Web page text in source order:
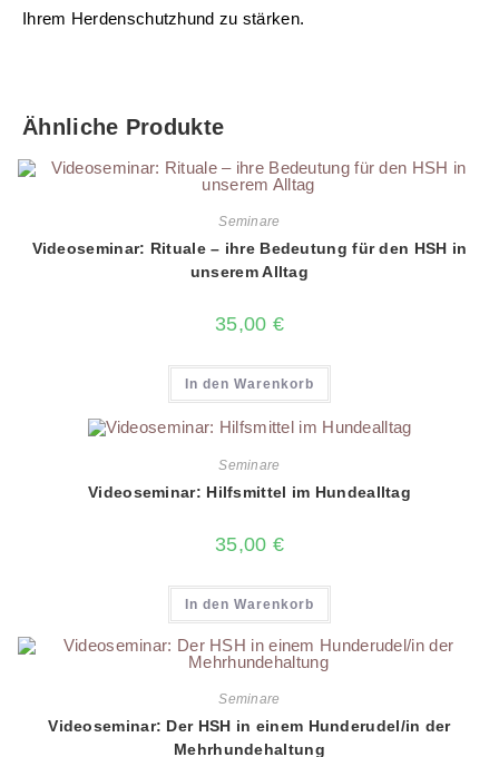
Ihrem Herdenschutzhund zu stärken.
Ähnliche Produkte
Seminare
Videoseminar: Rituale – ihre Bedeutung für den HSH in
unserem Alltag
35,00 €
In den Warenkorb
Seminare
Videoseminar: Hilfsmittel im Hundealltag
35,00 €
In den Warenkorb
Seminare
Videoseminar: Der HSH in einem Hunderudel/in der
Mehrhundehaltung